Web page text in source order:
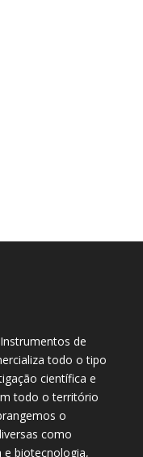
de
todo o tipo
científica e
todo o território
o
como
e biotecnologia,